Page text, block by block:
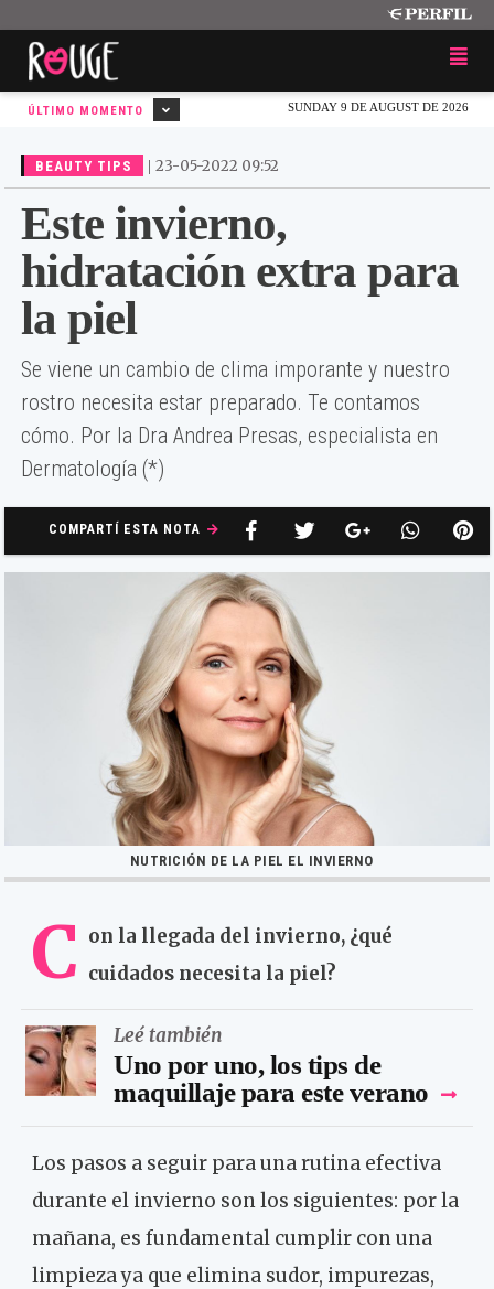
SUNDAY 9 DE AUGUST DE 2026
ÚLTIMO MOMENTO
BEAUTY TIPS | 23-05-2022 09:52
Este invierno,
hidratación extra para
la piel
Se viene un cambio de clima imporante y nuestro
rostro necesita estar preparado. Te contamos
cómo. Por la Dra Andrea Presas, especialista en
Dermatología (*)
COMPARTÍ ESTA NOTA
NUTRICIÓN DE LA PIEL EL INVIERNO
C on la llegada del invierno, ¿qué
cuidados necesita la piel?
Leé también
Uno por uno, los tips de
maquillaje para este verano
Los pasos a seguir para una rutina efectiva
durante el invierno son los siguientes: por la
mañana, es fundamental cumplir con una
limpieza ya que elimina sudor, impurezas,